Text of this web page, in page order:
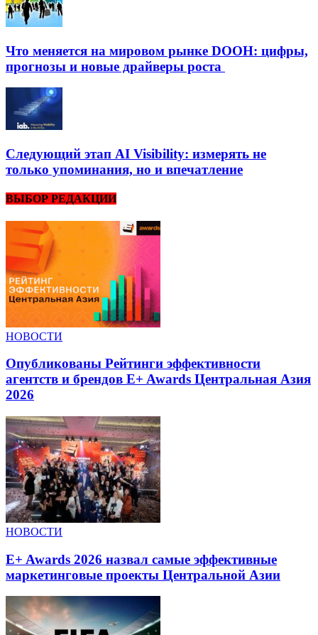
Что меняется на мировом рынке DOOH: цифры,
прогнозы и новые драйверы роста
Следующий этап AI Visibility: измерять не
только упоминания, но и впечатление
ВЫБОР РЕДАКЦИИ
НОВОСТИ
Опубликованы Рейтинги эффективности
агентств и брендов E+ Awards Центральная Азия
2026
НОВОСТИ
E+ Awards 2026 назвал самые эффективные
маркетинговые проекты Центральной Азии